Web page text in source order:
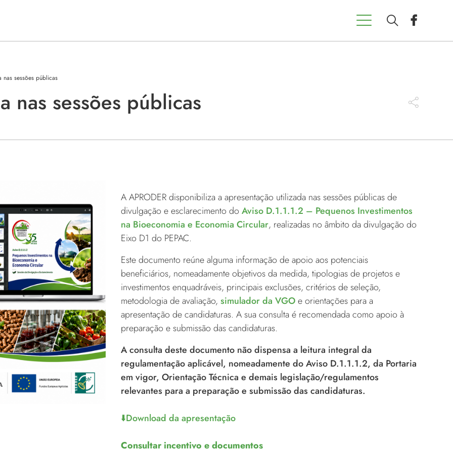
sessões públicas
nas sessões públicas
A APRODER disponibiliza a apresentação utilizada nas sessões públicas de
divulgação e esclarecimento doAviso D.1.1.1.2 – Pequenos Investimentos
na Bioeconomia e Economia Circular, realizadas no âmbito da divulgação do
Eixo D1 do PEPAC.
Este documento reúne alguma informação de apoio aos potenciais
beneficiários, nomeadamente objetivos da medida, tipologias de projetos e
investimentos enquadráveis, principais exclusões, critérios de seleção,
metodologia de avaliação, simulador da VGOe orientações para a
apresentação de candidaturas. A sua consulta é recomendada como apoio à
preparação e submissão das candidaturas.
A consulta deste documento não dispensa a leitura integral da
regulamentação aplicável, nomeadamente do Aviso D.1.1.1.2, da Portaria
em vigor, Orientação Técnica e demais legislação/regulamentos
relevantes para a preparação e submissão das candidaturas.
⬇️​Download da apresentação
Consultar incentivo e documentos